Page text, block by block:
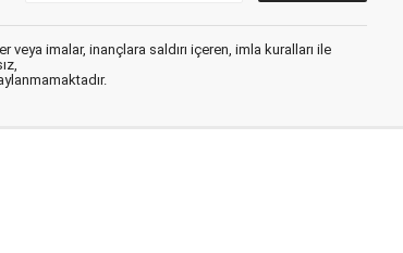
imalar, inançlara saldırı içeren, imla kuralları ile